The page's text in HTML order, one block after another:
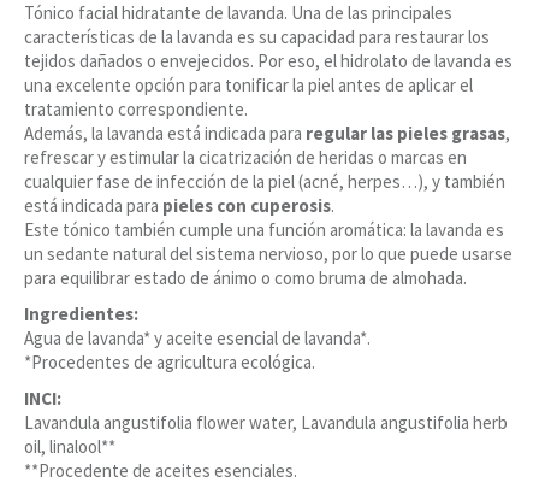
Tónico facial hidratante de lavanda. Una de las principales
características de la lavanda es su capacidad para restaurar los
tejidos dañados o envejecidos. Por eso, el hidrolato de lavanda es
una excelente opción para tonificar la piel antes de aplicar el
tratamiento correspondiente.
Además, la lavanda está indicada para regular las pieles grasas,
refrescar y estimular la cicatrización de heridas o marcas en
cualquier fase de infección de la piel (acné, herpes…), y también
está indicada para pieles con cuperosis.
Este tónico también cumple una función aromática: la lavanda es
un sedante natural del sistema nervioso, por lo que puede usarse
para equilibrar estado de ánimo o como bruma de almohada.
Ingredientes:
Agua de lavanda* y aceite esencial de lavanda*.
*Procedentes de agricultura ecológica.
INCI:
Lavandula angustifolia flower water, Lavandula angustifolia herb
oil, linalool**
**Procedente de aceites esenciales.